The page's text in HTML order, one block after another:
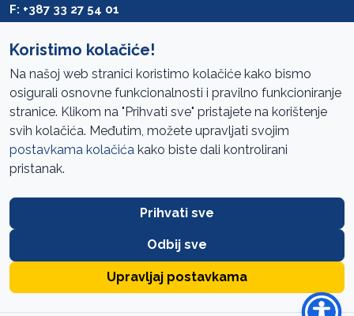
F: +387 33 27 54 01
Pristup informacijama
Mapa sajta
Oglasi
FAQ
URED ZA REVIZIJU INSTITUCIJA BOSNE I HERCEGOVINE // SIK
Koristimo kolačiće!
Na našoj web stranici koristimo kolačiće kako bismo
osigurali osnovne funkcionalnosti i pravilno funkcioniranje
stranice. Klikom na "Prihvati sve" pristajete na korištenje
svih kolačića. Međutim, možete upravljati svojim
postavkama kolačića kako biste dali kontrolirani
pristanak.
Prihvati sve
Odbij sve
Upravljaj postavkama